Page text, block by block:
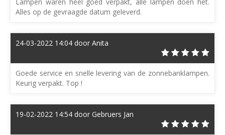
Alles op de gevraagde datum geleverd.
24-03-2022 14:04 door Anita
Goede service en snelle levering van de zonnebanklampen.
Keurig verpakt. Top !
19-02-2022 14:54 door Gebruers Jan